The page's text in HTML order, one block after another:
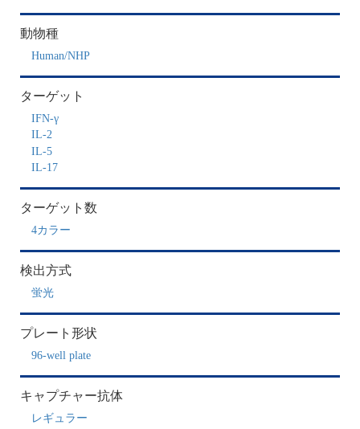
動物種
Human/NHP
ターゲット
IFN-γ
IL-2
IL-5
IL-17
ターゲット数
4カラー
検出方式
蛍光
プレート形状
96-well plate
キャプチャー抗体
レギュラー